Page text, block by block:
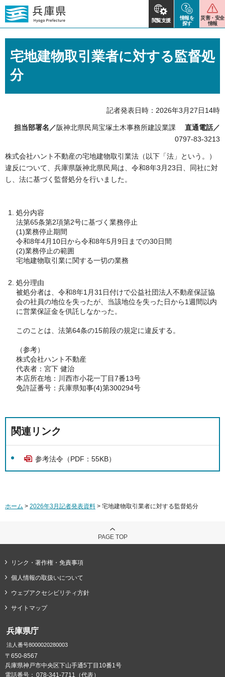
閲覧支援
情報を
探す
災害・安全
情報
宅地建物取引業者に対する監督処
分
記者発表日時：2026年3月27日14時
担当部署名／阪神北県民局宝塚土木事務所建設業課 直通電話／
0797-83-3213
株式会社ハント不動産の宅地建物取引業法（以下「法」という。）
違反について、兵庫県阪神北県民局は、令和8年3月23日、同社に対
し、法に基づく監督処分を行いました。
処分内容
法第65条第2項第2号に基づく業務停止
(1)業務停止期間
令和8年4月10日から令和8年5月9日までの30日間
(2)業務停止の範囲
宅地建物取引業に関する一切の業務
処分理由
被処分者は、令和8年1月31日付けで公益社団法人不動産保証協
会の社員の地位を失ったが、当該地位を失った日から1週間以内
に営業保証金を供託しなかった。
このことは、法第64条の15前段の規定に違反する。
（参考）
株式会社ハント不動産
代表者：宮下 健治
本店所在地：川西市小花一丁目7番13号
免許証番号：兵庫県知事(4)第300294号
関連リンク
参考法令（PDF：55KB）
ホーム > 2026年3月記者発表資料 > 宅地建物取引業者に対する監督処分
PAGE TOP
リンク・著作権・免責事項
個人情報の取扱いについて
ウェブアクセシビリティ方針
サイトマップ
兵庫県庁
法人番号8000020280003
〒650-8567
兵庫県神戸市中央区下山手通5丁目10番1号
電話番号： 078-341-7711（代表）